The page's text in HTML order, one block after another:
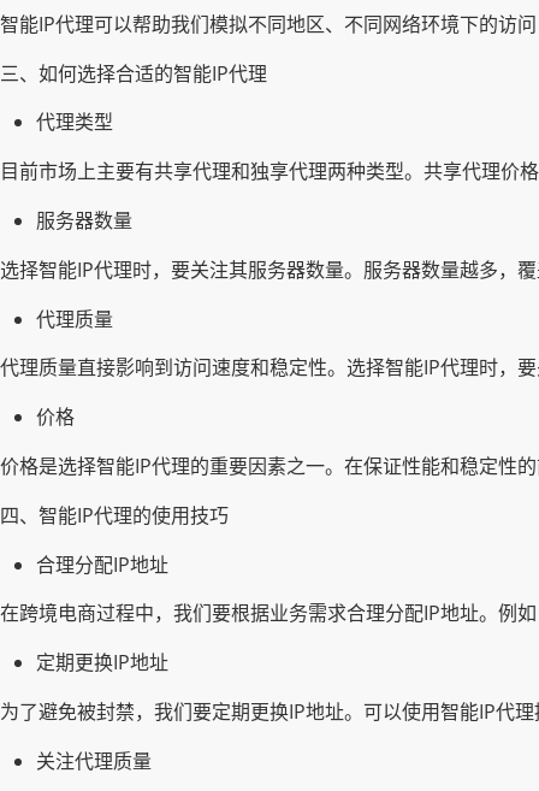
智能IP代理可以帮助我们模拟不同地区、不同网络环境下的访
三、如何选择合适的智能IP代理
代理类型
目前市场上主要有共享代理和独享代理两种类型。共享代理价
服务器数量
选择智能IP代理时，要关注其服务器数量。服务器数量越多，
代理质量
代理质量直接影响到访问速度和稳定性。选择智能IP代理时，
价格
价格是选择智能IP代理的重要因素之一。在保证性能和稳定性
四、智能IP代理的使用技巧
合理分配IP地址
在跨境电商过程中，我们要根据业务需求合理分配IP地址。例
定期更换IP地址
为了避免被封禁，我们要定期更换IP地址。可以使用智能IP代
关注代理质量